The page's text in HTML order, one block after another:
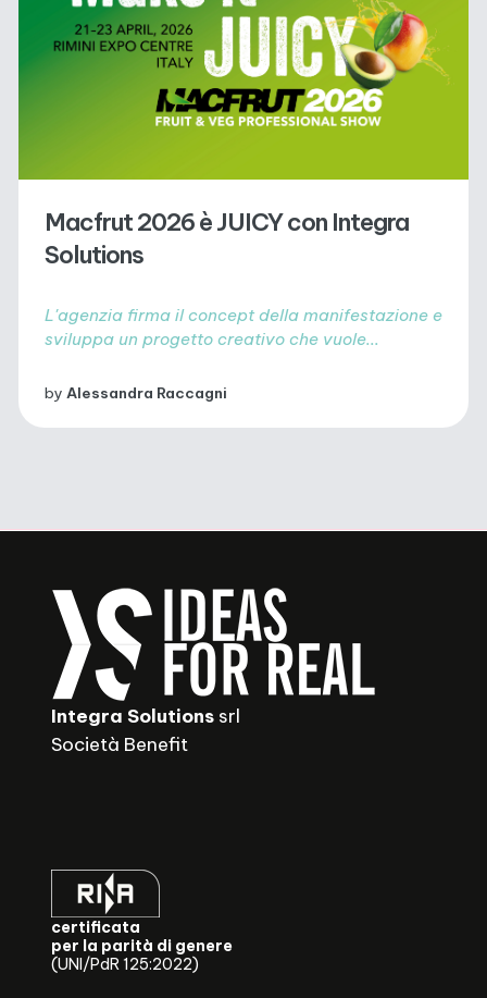
Macfrut 2026 è JUICY con Integra
Solutions
L'agenzia firma il concept della manifestazione e
sviluppa un progetto creativo che vuole...
by Alessandra Raccagni
Integra Solutions srl
Società Benefit
certificata
per la parità di genere
(UNI/PdR 125:2022)